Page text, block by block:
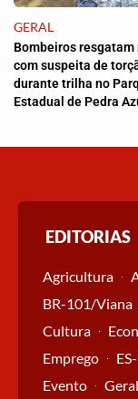
GERAL
Bombeiros resgatam
com suspeita de
durante trilha no
Estadual de Pedra
EDITORIAS
Agricultura
BR-101/Viana
Cultura
Emprego
Evento
Geral